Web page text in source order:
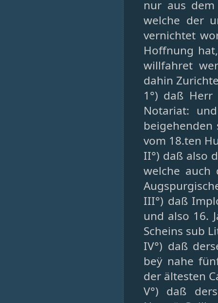
nur aus
welche der
vernichtet
Hoffnung
willfahret
dahin
1°) daß
Notariat:
beigehenden
vom 18.ten
II°) daß also
welche auch
III°) daß
und also 16.
Scheins sub
IV°) daß
beÿ nahe
der ältesten
V°) daß